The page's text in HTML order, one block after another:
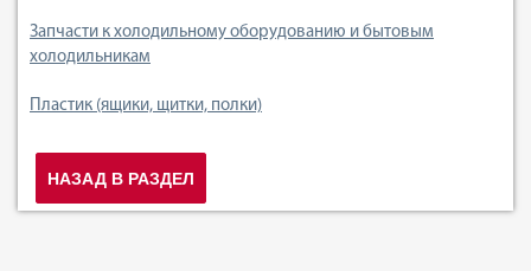
Запчасти к холодильному оборудованию и бытовым
холодильникам
Пластик (ящики, щитки, полки)
НАЗАД В РАЗДЕЛ